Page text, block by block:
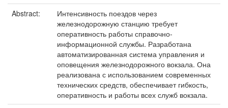
Abstract:
Интенсивность поездов через
железнодорожную станцию требует
оперативность работы справочно-
информационной службы. Разработана
автоматизированная система управления и
оповещения железнодорожного вокзала. Она
реализована с использованием современных
технических средств, обеспечивает гибкость,
оперативность и работы всех служб вокзала.